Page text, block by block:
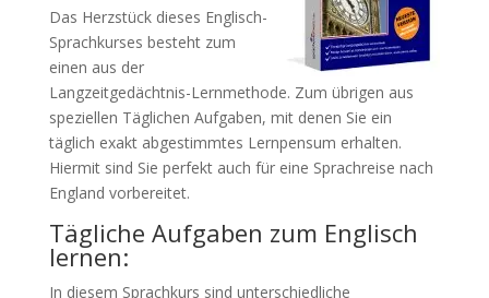
Das Herzstück dieses Englisch-
Sprachkurses besteht zum
einen aus der
Langzeitgedächtnis-Lernmethode. Zum übrigen aus
speziellen Täglichen Aufgaben, mit denen Sie ein
täglich exakt abgestimmtes Lernpensum erhalten.
Hiermit sind Sie perfekt auch für eine Sprachreise nach
England vorbereitet.
Tägliche Aufgaben zum Englisch
lernen:
In diesem Sprachkurs sind unterschiedliche